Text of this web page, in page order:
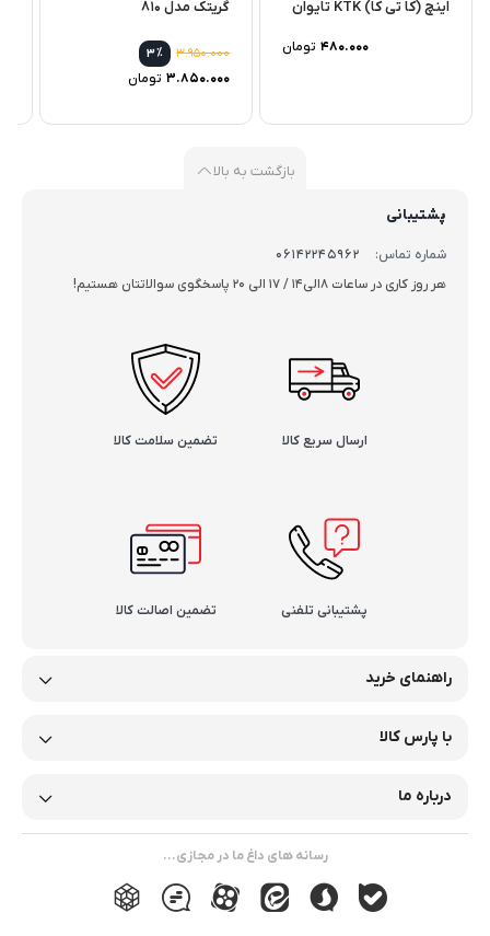
اینچ (کا تی کا) KTK تایوان
تومان 480.000
گریتک مدل 810
٪3
3.950.000
تومان 3.850.000
بازگشت به بالا
پشتیبانی
شماره تماس:
06142245962
هر روز کاری در ساعات 8الی14 / 17 الی 20 پاسخگوی سوالاتتان هستیم!
ارسال سریع کالا تضمین سلامت کالا
پشتیبانی تلفنی تضمین اصالت کالا
راهنمای خرید
با پارس کالا
درباره ما
رسانه های داغ ما در مجازی...